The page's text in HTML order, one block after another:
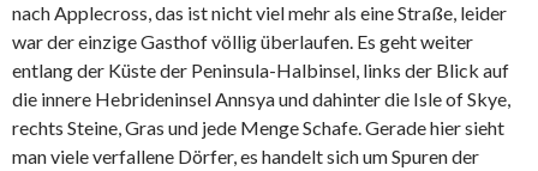
nach Applecross, das ist nicht viel mehr als eine Straße, leider
war der einzige Gasthof völlig überlaufen. Es geht weiter
entlang der Küste der Peninsula-Halbinsel, links der Blick auf
die innere Hebrideninsel Annsya und dahinter die Isle of Skye,
rechts Steine, Gras und jede Menge Schafe. Gerade hier sieht
man viele verfallene Dörfer, es handelt sich um Spuren der